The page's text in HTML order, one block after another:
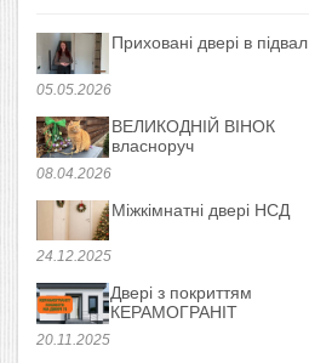
05.05.2026
Приховані двері в підвал
08.04.2026
ВЕЛИКОДНІЙ ВІНОК
власноруч
24.12.2025
Міжкімнатні двері НСД
20.11.2025
Двері з покриттям
КЕРАМОГРАНІТ